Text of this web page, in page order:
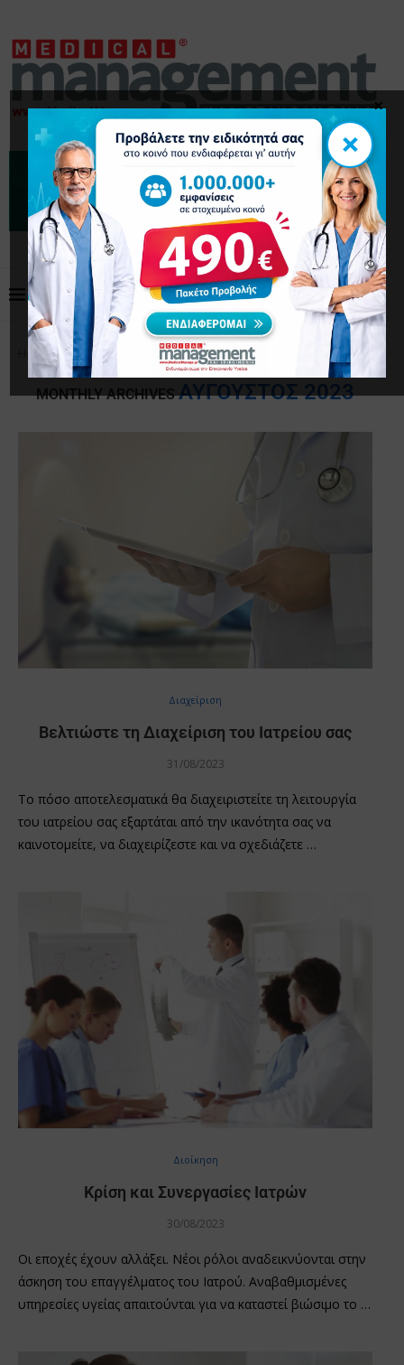
Home Archives
MONTHLY ARCHIVESΑΎΓΟΥΣΤΟΣ 2023
Διαχείριση
Βελτιώστε τη Διαχείριση του Ιατρείου σας
31/08/2023
Το πόσο αποτελεσματικά θα διαχειριστείτε τη λειτουργία
του ιατρείου σας εξαρτάται από την ικανότητα σας να
καινοτομείτε, να διαχειρίζεστε και να σχεδιάζετε …
Διοίκηση
Κρίση και Συνεργασίες Ιατρών
30/08/2023
Οι εποχές έχουν αλλάξει. Νέοι ρόλοι αναδεικνύονται στην
άσκηση του επαγγέλματος του Ιατρού. Αναβαθμισμένες
υπηρεσίες υγείας απαιτούνται για να καταστεί βιώσιμο το …
×
×